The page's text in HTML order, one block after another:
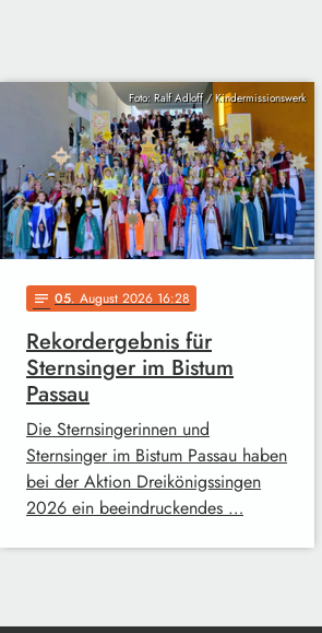
Foto: Ralf Adloff / Kindermissionswerk
notes 05. August 2026 16:28
Rekordergebnis für
Sternsinger im Bistum
Passau
Die Sternsingerinnen und
Sternsinger im Bistum Passau haben
bei der Aktion Dreikönigssingen
2026 ein beeindruckendes …